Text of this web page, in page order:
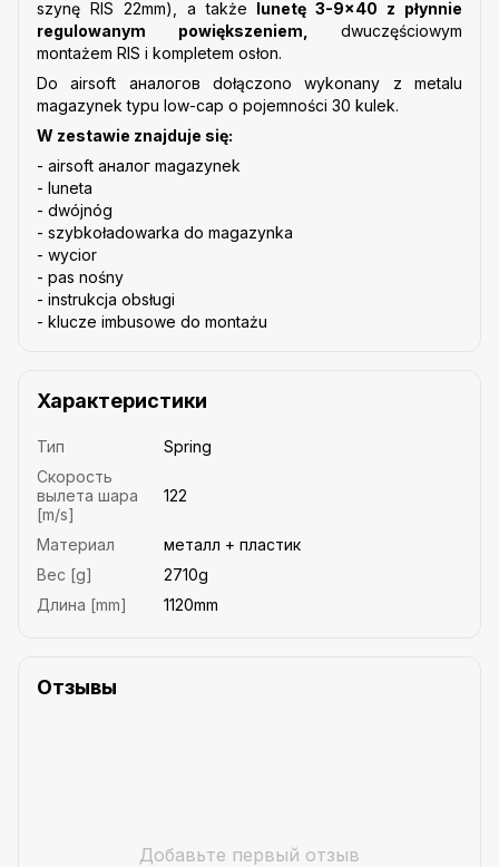
szynę RIS 22mm), a także lunetę 3-9x40 z płynnie
regulowanym powiększeniem, dwuczęściowym
montażem RIS i kompletem osłon.
Do airsoft аналогов dołączono wykonany z metalu
magazynek typu low-cap o pojemności 30 kulek.
W zestawie znajduje się:
- airsoft аналог magazynek
- luneta
- dwójnóg
- szybkoładowarka do magazynka
- wycior
- pas nośny
- instrukcja obsługi
- klucze imbusowe do montażu
Характеристики
Тип
Spring
Скорость
вылета шара
[m/s]
122
Материал
металл + пластик
Вес [g]
2710g
Длина [mm]
1120mm
Отзывы
Добавьте первый отзыв